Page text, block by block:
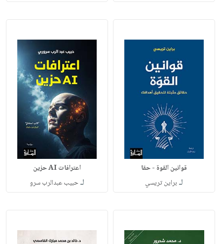
قوانين القوة - حقا
لـ براين تريسي
اعترافات AI حزين
لـحبيب عبدالرب سرو